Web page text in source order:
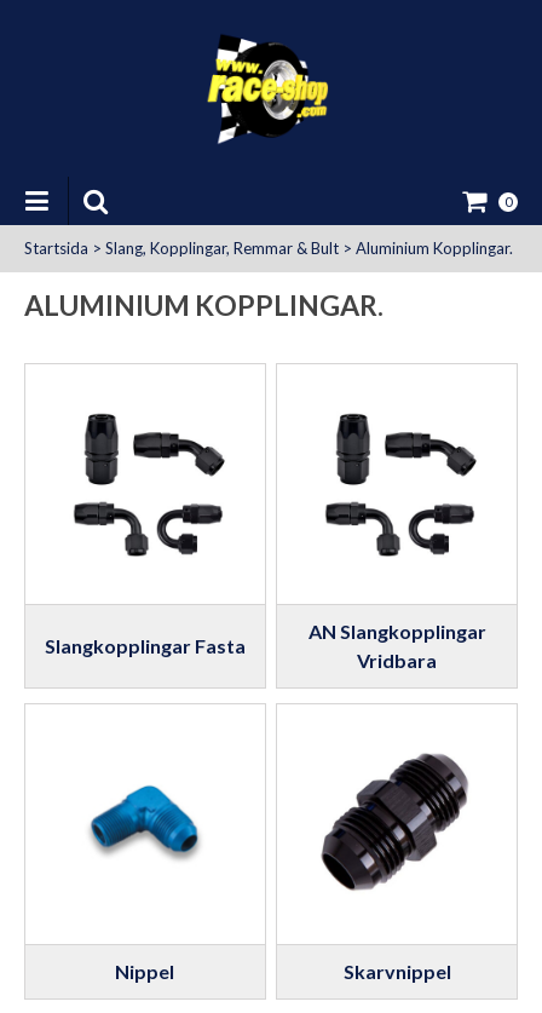
0
Startsida > Slang, Kopplingar, Remmar & Bult > Aluminium Kopplingar.
ALUMINIUM KOPPLINGAR.
Slangkopplingar Fasta
AN Slangkopplingar
Vridbara
Nippel Skarvnippel